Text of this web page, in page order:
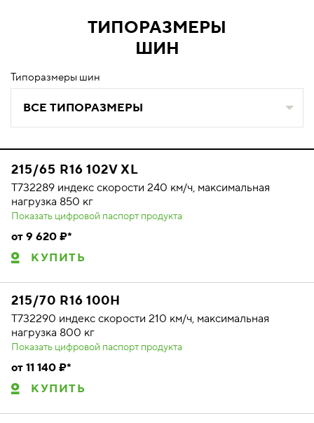
ТИПОРАЗМЕРЫ
ШИН
Типоразмеры шин
ВСЕ ТИПОРАЗМЕРЫ
215/65 R16 102V XL
T732289 индекс скорости 240 км/ч, максимальная
нагрузка 850 кг
Показать цифровой паспорт продукта
от 9 620 ₽*
КУПИТЬ
215/70 R16 100H
T732290 индекс скорости 210 км/ч, максимальная
нагрузка 800 кг
Показать цифровой паспорт продукта
от 11 140 ₽*
КУПИТЬ